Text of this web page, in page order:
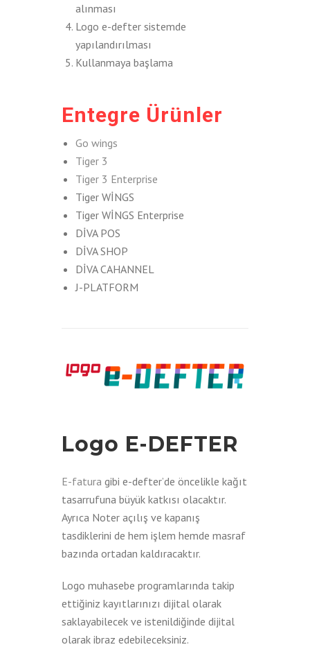
alınması
Logo e-defter sistemde
yapılandırılması
Kullanmaya başlama
Entegre Ürünler
Go wings
Tiger 3
Tiger 3 Enterprise
Tiger WİNGS
Tiger WİNGS Enterprise
DİVA POS
DİVA SHOP
DİVA CAHANNEL
J-PLATFORM
Logo E-DEFTER
E-fatura gibi e-defter’de öncelikle kağıt
tasarrufuna büyük katkısı olacaktır.
Ayrıca Noter açılış ve kapanış
tasdiklerini de hem işlem hemde masraf
bazında ortadan kaldıracaktır.
Logo muhasebe programlarında takip
ettiğiniz kayıtlarınızı dijital olarak
saklayabilecek ve istenildiğinde dijital
olarak ibraz edebileceksiniz.